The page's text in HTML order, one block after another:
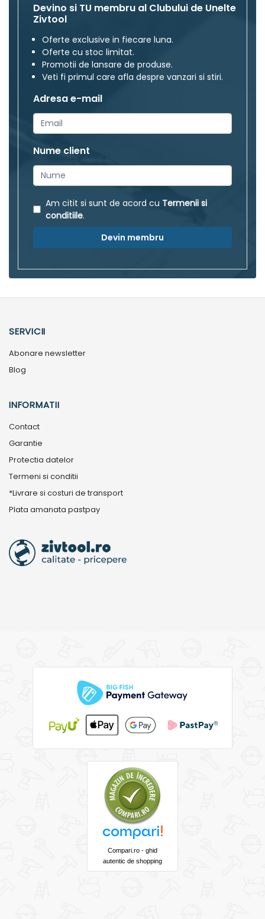
Devino si TU membru al Clubului de Unelte
Zivtool
Oferte exclusive in fiecare luna.
Oferte cu stoc limitat.
Promotii de lansare de produse.
Veti fi primul care afla despre vanzari si stiri.
Adresa e-mail
Nume client
Am citit si sunt de acord cu Termenii si
conditiile.
Devin membru
SERVICII
Abonare newsletter
Blog
INFORMATII
Contact
Garantie
Protectia datelor
Termeni si conditii
*Livrare si costuri de transport
Plata amanata pastpay
Compari.ro - ghid
autentic de shopping